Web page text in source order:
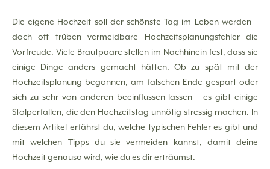
Die eigene Hochzeit soll der schönste Tag im Leben werden –
doch oft trüben vermeidbare Hochzeitsplanungsfehler die
Vorfreude. Viele Brautpaare stellen im Nachhinein fest, dass sie
einige Dinge anders gemacht hätten. Ob zu spät mit der
Hochzeitsplanung begonnen, am falschen Ende gespart oder
sich zu sehr von anderen beeinflussen lassen – es gibt einige
Stolperfallen, die den Hochzeitstag unnötig stressig machen. In
diesem Artikel erfährst du, welche typischen Fehler es gibt und
mit welchen Tipps du sie vermeiden kannst, damit deine
Hochzeit genauso wird, wie du es dir erträumst.